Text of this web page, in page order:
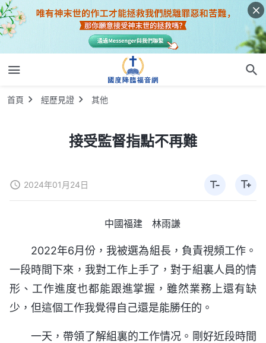
首頁 經歷見證 其他
接受監督指點不再難
2024年01月24日
中國福建 林雨謙
2022年6月份，我被選為組長，負責視頻工作。
一段時間下來，我對工作上手了，對于組裏人員的情
形、工作進度也都能跟進掌握，雖然業務上還有缺
少，但這個工作我覺得自己還是能勝任的。
一天，帶領了解組裏的工作情况。剛好近段時間